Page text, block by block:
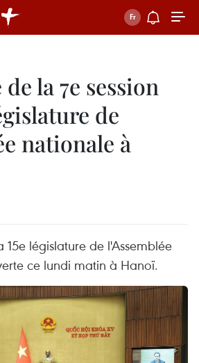
la 7e session
de
nationale à
15e législature de l'Assemblée
ce lundi matin à Hanoï.